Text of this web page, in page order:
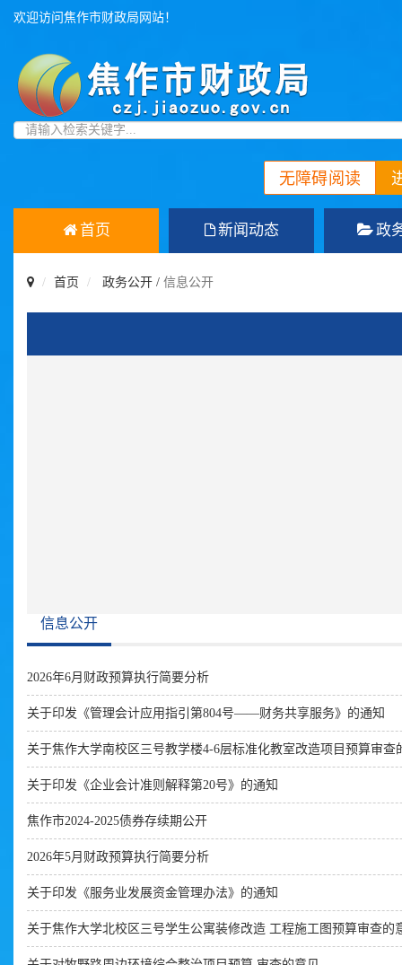
欢迎访问焦作市财政局网站！
无障碍阅读
首页 新闻动态 政
首页 政务公开 / 信息公开
信息公开
2026年6月财政预算执行简要分析
关于印发《管理会计应用指引第804号——财务共享服务》的通知
关于焦作大学南校区三号教学楼4-6层标准化教室改造项目预算审查
关于印发《企业会计准则解释第20号》的通知
焦作市2024-2025债券存续期公开
2026年5月财政预算执行简要分析
关于印发《服务业发展资金管理办法》的通知
关于焦作大学北校区三号学生公寓装修改造 工程施工图预算审查的